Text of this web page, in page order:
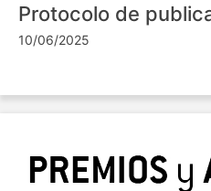
Protocolo de
10/06/2025